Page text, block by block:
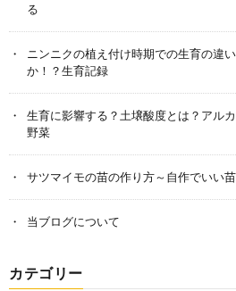
る
ニンニクの植え付け時期での生育の違
か！？生育記録
生育に影響する？土壌酸度とは？アル
野菜
サツマイモの苗の作り方～自作でいい
当ブログについて
カテゴリー